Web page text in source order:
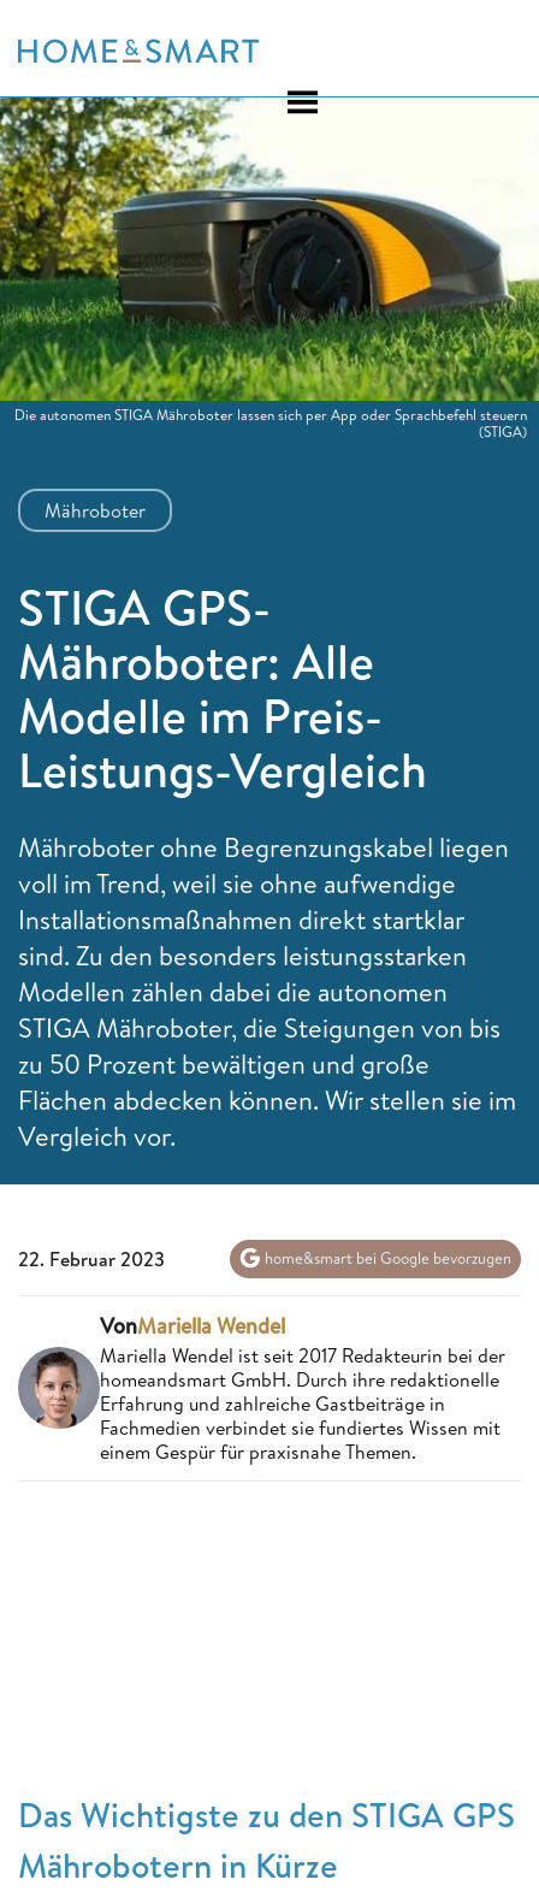
to
Mähroboter
STIGA GPS-
Mähroboter: Alle
Modelle im Preis-
Leistungs-Vergleich
Mähroboter ohne Begrenzungskabel liegen
voll im Trend, weil sie ohne aufwendige
Installationsmaßnahmen direkt startklar
sind. Zu den besonders leistungsstarken
Modellen zählen dabei die autonomen
STIGA Mähroboter, die Steigungen von bis
zu 50 Prozent bewältigen und große
Flächen abdecken können. Wir stellen sie im
Vergleich vor.
Die autonomen STIGA Mähroboter lassen sich per App oder Sprachbefehl steuern
(STIGA)
22. Februar 2023 home&smart bei Google bevorzugen
VonMariella Wendel
Mariella Wendel ist seit 2017 Redakteurin bei der
homeandsmart GmbH. Durch ihre redaktionelle
Erfahrung und zahlreiche Gastbeiträge in
Fachmedien verbindet sie fundiertes Wissen mit
einem Gespür für praxisnahe Themen.
Das Wichtigste zu den STIGA GPS
Mährobotern in Kürze